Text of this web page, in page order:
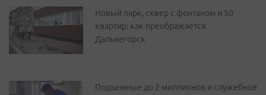
Новый парк, сквер с фонтаном и 50
квартир: как преображается
Дальнегорск
Подъемные до 2 миллионов и служебное